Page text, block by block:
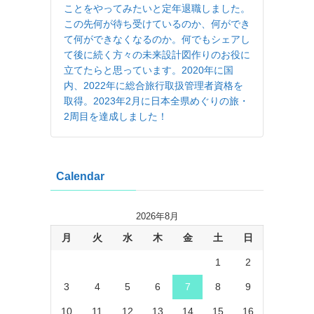
ことをやってみたいと定年退職しました。
この先何が待ち受けているのか、何ができ
て何ができなくなるのか。何でもシェアし
て後に続く方々の未来設計図作りのお役に
立てたらと思っています。2020年に国
内、2022年に総合旅行取扱管理者資格を
取得。2023年2月に日本全県めぐりの旅・
2周目を達成しました！
Calendar
2026年8月
月 火 水 木 金 土 日
1 2
3 4 5 6 7 8 9
10 11 12 13 14 15 16